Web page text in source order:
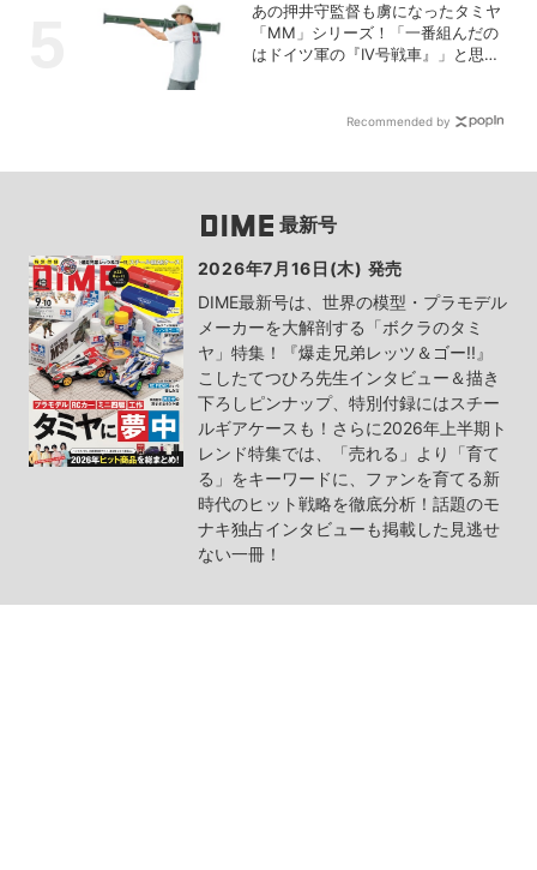
あの押井守監督も虜になったタミヤ
「MM」シリーズ！「一番組んだの
はドイツ軍の『IV号戦車』」と思い
Recommended by
最新号
2026年7月16日(木) 発売
DIME最新号は、世界の模型・プラモデル
メーカーを大解剖する「ボクラのタミ
ヤ」特集！『爆走兄弟レッツ＆ゴー!!』
こしたてつひろ先生インタビュー＆描き
下ろしピンナップ、特別付録にはスチー
ルギアケースも！さらに2026年上半期ト
レンド特集では、「売れる」より「育て
る」をキーワードに、ファンを育てる新
時代のヒット戦略を徹底分析！話題のモ
ナキ独占インタビューも掲載した見逃せ
ない一冊！